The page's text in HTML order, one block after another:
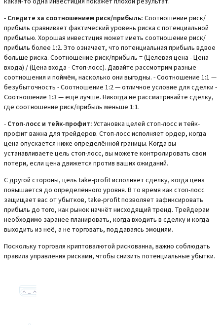
- Следите за соотношением риск/прибыль: Соотношение риск/
прибыль сравнивает фактический уровень риска с потенциальной
прибылью. Хорошая инвестиция может иметь соотношение риск/
прибыль более 1:2. Это означает, что потенциальная прибыль вдвое
больше риска. Соотношение риск/прибыль = (Целевая цена - Цена
входа) / (Цена входа - Стоп-лосс). Давайте рассмотрим разные
соотношения и поймём, насколько они выгодны. - Соотношение 1:1 —
безубыточность - Соотношение 1:2 — отличное условие для сделки -
Соотношение 1:3 — ещё лучше. Никогда не рассматривайте сделку,
где соотношение риск/прибыль меньше 1:1.
- Стоп-лосс и тейк-профит: Установка целей стоп-лосс и тейк-
профит важна для трейдеров. Стоп-лосс исполняет ордер, когда
цена опускается ниже определённой границы. Когда вы
устанавливаете цель стоп-лосс, вы можете контролировать свои
потери, если цена движется против ваших ожиданий.
С другой стороны, цель take-profit исполняет сделку, когда цена
повышается до определённого уровня. В то время как стоп-лосс
защищает вас от убытков, take-profit позволяет зафиксировать
прибыль до того, как рынок начнёт нисходящий тренд. Трейдерам
необходимо заранее планировать, когда входить в сделку и когда
выходить из неё, а не торговать, поддаваясь эмоциям.
Поскольку торговля криптовалютой рискованна, важно соблюдать
правила управления рисками, чтобы снизить потенциальные убытки.